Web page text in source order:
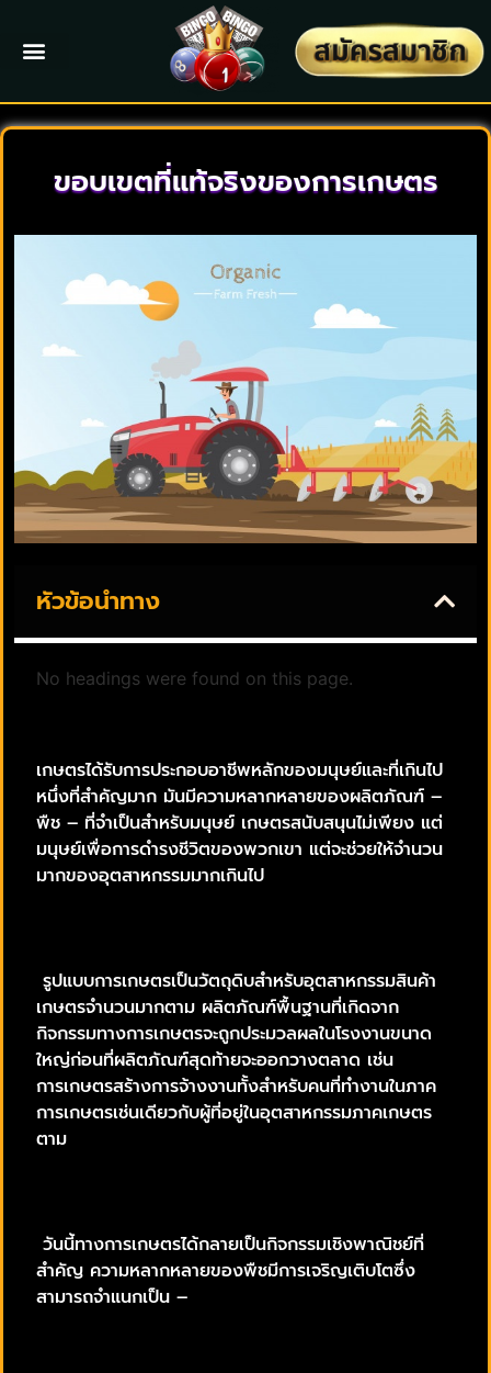
ขอบเขตที่แท้จริงของการเกษตร
หัวข้อนำทาง
No headings were found on this page.
เกษตรได้รับการประกอบอาชีพหลักของมนุษย์และที่เกินไป
หนึ่งที่สำคัญมาก มันมีความหลากหลายของผลิตภัณฑ์ –
พืช – ที่จำเป็นสำหรับมนุษย์ เกษตรสนับสนุนไม่เพียง แต่
มนุษย์เพื่อการดำรงชีวิตของพวกเขา แต่จะช่วยให้จำนวน
มากของอุตสาหกรรมมากเกินไป
รูปแบบการเกษตรเป็นวัตถุดิบสำหรับอุตสาหกรรมสินค้า
เกษตรจำนวนมากตาม ผลิตภัณฑ์พื้นฐานที่เกิดจาก
กิจกรรมทางการเกษตรจะถูกประมวลผลในโรงงานขนาด
ใหญ่ก่อนที่ผลิตภัณฑ์สุดท้ายจะออกวางตลาด เช่น
การเกษตรสร้างการจ้างงานทั้งสำหรับคนที่ทำงานในภาค
การเกษตรเช่นเดียวกับผู้ที่อยู่ในอุตสาหกรรมภาคเกษตร
ตาม
วันนี้ทางการเกษตรได้กลายเป็นกิจกรรมเชิงพาณิชย์ที่
สำคัญ ความหลากหลายของพืชมีการเจริญเติบโตซึ่ง
สามารถจำแนกเป็น –